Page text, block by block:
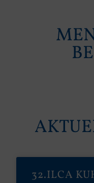
32.ILCA